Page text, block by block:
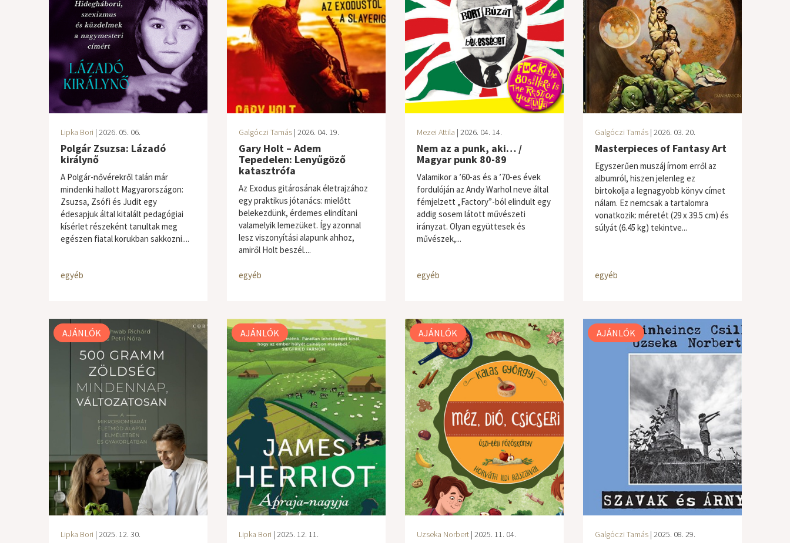
Lipka Bori | 2026. 05. 06.
Polgár Zsuzsa: Lázadó
királynő
A Polgár-nővérekről talán már
mindenki hallott Magyarországon:
Zsuzsa, Zsófi és Judit egy
édesapjuk által kitalált pedagógiai
kísérlet részeként tanultak meg
egészen fiatal korukban sakkozni....
egyéb
Galgóczi Tamás| 2026. 04. 19.
Gary Holt – Adem
Tepedelen: Lenyűgöző
katasztrófa
Az Exodus gitárosának életrajzához
egy praktikus jótanács: mielőtt
belekezdünk, érdemes elindítani
valamelyik lemezüket. Így azonnal
lesz viszonyítási alapunk ahhoz,
amiről Holt beszél....
egyéb
Mezei Attila | 2026. 04. 14.
Nem az a punk, aki… /
Magyar punk 80-89
Valamikor a ’60-as és a ’70-es évek
fordulóján az Andy Warhol neve által
fémjelzett „Factory”-ból elindult egy
addig sosem látott művészeti
irányzat. Olyan együttesek és
művészek,...
egyéb
Galgóczi Tamás| 2026. 03. 20.
Masterpieces of Fantasy Art
Egyszerűen muszáj írnom erről az
albumról, hiszen jelenleg ez
birtokolja a legnagyobb könyv címet
nálam. Ez nemcsak a tartalomra
vonatkozik: méretét (29 x 39.5 cm) és
súlyát (6.45 kg) tekintve...
egyéb
AJÁNLÓK
Lipka Bori | 2025. 12. 30.
AJÁNLÓK
Lipka Bori | 2025. 12. 11.
AJÁNLÓK
Uzseka Norbert| 2025. 11. 04.
AJÁNLÓK
Galgóczi Tamás| 2025. 08. 29.